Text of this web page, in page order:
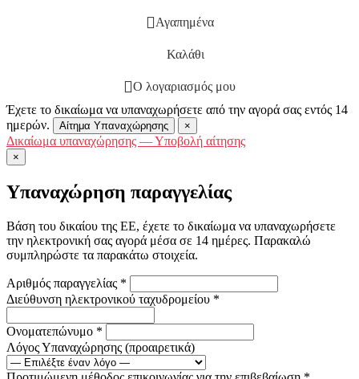
Αγαπημένα
Καλάθι
Ο λογαριασμός μου
Έχετε το δικαίωμα να υπαναχωρήσετε από την αγορά σας εντός 14
ημερών.
Αίτημα Υπαναχώρησης ×
Δικαίωμα υπαναχώρησης — Υποβολή αίτησης
×
Υπαναχώρηση παραγγελίας
Βάση του δικαίου της ΕΕ, έχετε το δικαίωμα να υπαναχωρήσετε
την ηλεκτρονική σας αγορά μέσα σε 14 ημέρες. Παρακαλώ
συμπληρώστε τα παρακάτω στοιχεία.
Αριθμός παραγγελίας *
Διεύθυνση ηλεκτρονικού ταχυδρομείου *
Ονοματεπώνυμο *
Λόγος Υπαναχώρησης (προαιρετικά)